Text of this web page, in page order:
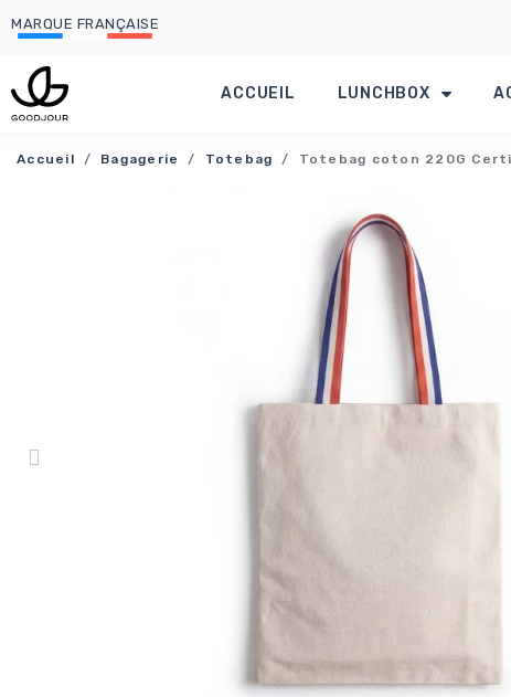
MARQUE FRANÇAISE
ACCUEIL LUNCHBOX
Accueil Bagagerie Totebag Totebag coton 220G